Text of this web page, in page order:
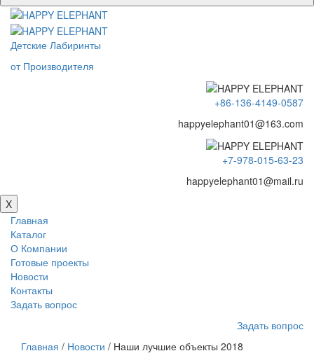
Детские Лабиринты
от Производителя
+86-136-4149-0587
happyelephant01@163.com
+7-978-015-63-23
happyelephant01@mail.ru
X
Главная
Каталог
О Компании
Готовые проекты
Новости
Контакты
Задать вопрос
Задать вопрос
Главная / Новости / Наши лучшие объекты 2018